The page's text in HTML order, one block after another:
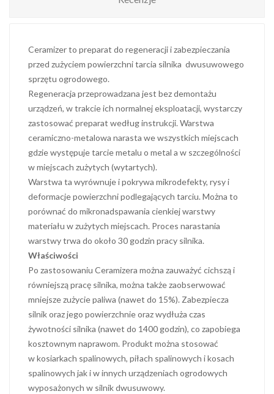
Ceramizer to preparat do regeneracji i zabezpieczania
przed zużyciem powierzchni tarcia silnika dwusuwowego
sprzętu ogrodowego.
Regeneracja przeprowadzana jest bez demontażu
urządzeń, w trakcie ich normalnej eksploatacji, wystarczy
zastosować preparat według instrukcji. Warstwa
ceramiczno-metalowa narasta we wszystkich miejscach
gdzie występuje tarcie metalu o metal a w szczególności
w miejscach zużytych (wytartych).
Warstwa ta wyrównuje i pokrywa mikrodefekty, rysy i
deformacje powierzchni podlegających tarciu. Można to
porównać do mikronadspawania cienkiej warstwy
materiału w zużytych miejscach. Proces narastania
warstwy trwa do około 30 godzin pracy silnika.
Właściwości
Po zastosowaniu Ceramizera można zauważyć cichszą i
równiejszą pracę silnika, można także zaobserwować
mniejsze zużycie paliwa (nawet do 15%). Zabezpiecza
silnik oraz jego powierzchnie oraz wydłuża czas
żywotności silnika (nawet do 1400 godzin), co zapobiega
kosztownym naprawom. Produkt można stosować
w kosiarkach spalinowych, piłach spalinowych i kosach
spalinowych jak i w innych urządzeniach ogrodowych
wyposażonych w silnik dwusuwowy.